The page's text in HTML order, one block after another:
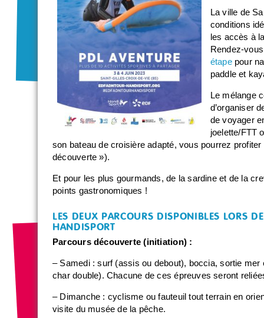
La ville de
conditions
les accès à
Rendez-
étapepour
paddle et
Le mélange
d’organiser
de voyager
joelette/FTT
son bateau de croisière adapté, vous pourrez
découverte »).
Et pour les plus gourmands, de la sardine et de la
points gastronomiques !
LES DEUX PARCOURS DISPONIBLES LORS
HANDISPORT
Parcours découverte (initiation) :
– Samedi : surf (assis ou debout), boccia, sortie
char double). Chacune de ces épreuves seront
– Dimanche : cyclisme ou fauteuil tout terrain en
visite du musée de la pêche.